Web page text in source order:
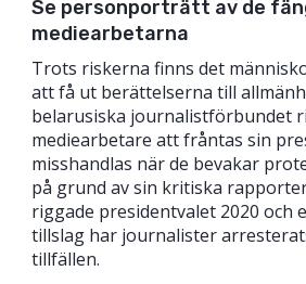
Se personporträtt av de
mediearbetarna
Trots riskerna finns det
att få ut berättelserna till
belarusiska journalistförbundet
mediearbetare att fråntas sin
misshandlas när de bevakar
på grund av sin kritiska
riggade presidentvalet 2020 och
tillslag har journalister
tillfällen.